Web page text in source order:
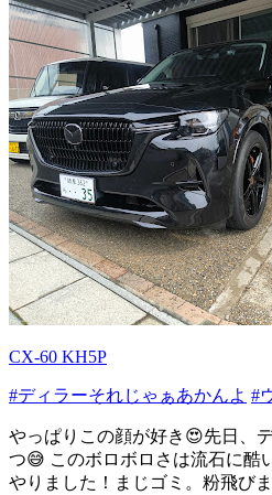
CX-60 KH5P
#ディラーそれじゃぁあかんよ #
やっぱりこの顔が好き😍先日、
つ😅 このボロボロさは流石に酷
やりました！まじゴミ。粉飛び